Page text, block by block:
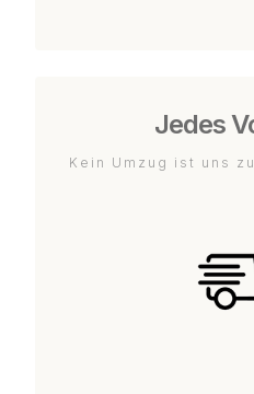
Jedes
Kein Umzug ist uns